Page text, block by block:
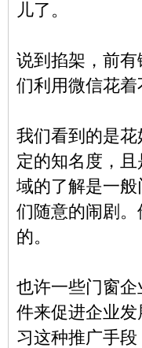
儿了。
说到掐架，前
们利用微信花
我们看到的是
定的知名度，
域的了解是一
们随意的闹剧
的。
也许一些门窗
件来促进企业
习这种推广手